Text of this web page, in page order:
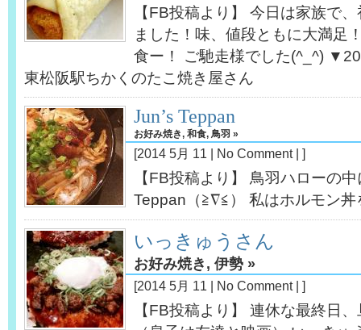
【FB投稿より】 今日は家族で
ました！味、値段ともに大満足
食ー！ ご馳走様でした(^_^)
東松阪駅ちかくのたこ焼き屋さん
Jun’s Teppan
お好み焼き, 和食, 鳥羽 »
[2014 5月 11 | No Comment| ]
【FB投稿より】 鳥羽ハローの
Teppan（≧∇≦） 私はホルモン丼
いっきゅうさん
お好み焼き , 伊勢 »
[2014 5月 11 | No Comment| ]
【FB投稿より】 連休な最終日